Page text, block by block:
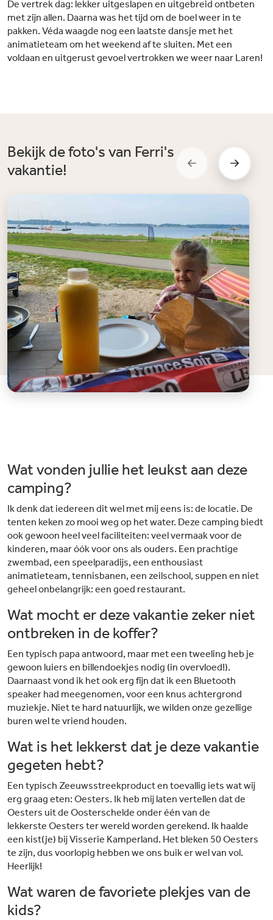
De vertrek dag: lekker uitgeslapen en uitgebreid ontbeten
met zijn allen. Daarna was het tijd om de boel weer in te
pakken. Véda waagde nog een laatste dansje met het
animatieteam om het weekend af te sluiten. Met een
voldaan en uitgerust gevoel vertrokken we weer naar Laren!
Bekijk de foto's van Ferri's
vakantie!
Wat vonden jullie het leukst aan deze
camping?
Ik denk dat iedereen dit wel met mij eens is: de locatie. De
tenten keken zo mooi weg op het water. Deze camping biedt
ook gewoon heel veel faciliteiten: veel vermaak voor de
kinderen, maar óók voor ons als ouders. Een prachtige
zwembad, een speelparadijs, een enthousiast
animatieteam, tennisbanen, een zeilschool, suppen en niet
geheel onbelangrijk: een goed restaurant.
Wat mocht er deze vakantie zeker niet
ontbreken in de koffer?
Een typisch papa antwoord, maar met een tweeling heb je
gewoon luiers en billendoekjes nodig (in overvloed!).
Daarnaast vond ik het ook erg fijn dat ik een Bluetooth
speaker had meegenomen, voor een knus achtergrond
muziekje. Niet te hard natuurlijk, we wilden onze gezellige
buren wel te vriend houden.
Wat is het lekkerst dat je deze vakantie
gegeten hebt?
Een typisch Zeeuwsstreekproduct en toevallig iets wat wij
erg graag eten: Oesters. Ik heb mij laten vertellen dat de
Oesters uit de Oosterschelde onder één van de
lekkerste Oesters ter wereld worden gerekend. Ik haalde
een kist(je) bij Visserie Kamperland. Het bleken 50 Oesters
te zijn, dus voorlopig hebben we ons buik er wel van vol.
Heerlijk!
Wat waren de favoriete plekjes van de
kids?